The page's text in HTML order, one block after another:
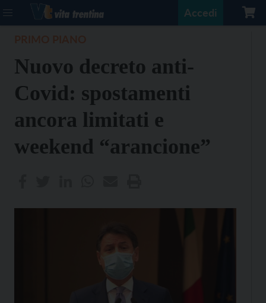
Accedi
Nuovo decreto anti-
Covid: spostamenti
ancora limitati e
weekend “arancione”